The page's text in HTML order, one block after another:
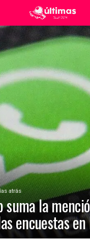
atrás
suma la
encuestas